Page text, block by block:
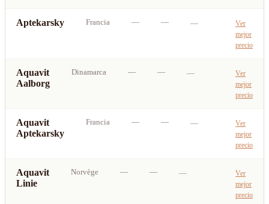
Aptekarsky Francia — — —
Ver
mejor
precio
Aquavit
Aalborg
Dinamarca — — —
Ver
mejor
precio
Aquavit
Aptekarsky
Francia — — —
Ver
mejor
precio
Aquavit
Linie
Norvège — — —
Ver
mejor
precio